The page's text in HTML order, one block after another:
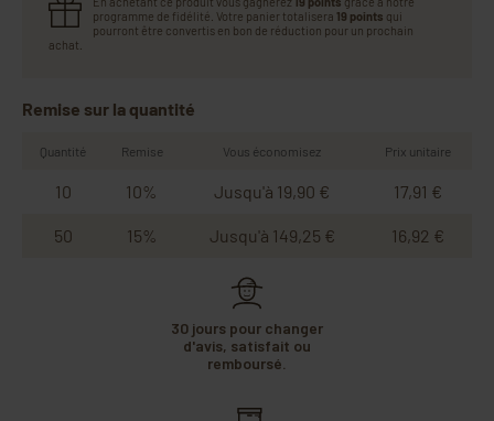
programme de fidélité. Votre panier totalisera 19 points qui
pourront être convertis en bon de réduction pour un prochain
achat.
Remise sur la quantité
Quantité Remise Vous économisez Prix unitaire
10 10% Jusqu'à 19,90 € 17,91 €
50 15% Jusqu'à 149,25 € 16,92 €
30 jours pour changer
d'avis, satisfait ou
remboursé.